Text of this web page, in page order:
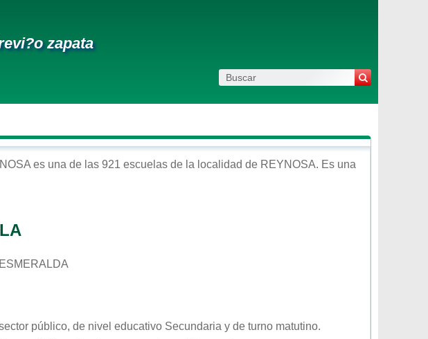
zapata
es una de las 921 escuelas de la localidad de REYNOSA. Es una
público, de nivel educativo Secundaria y de turno matutino.